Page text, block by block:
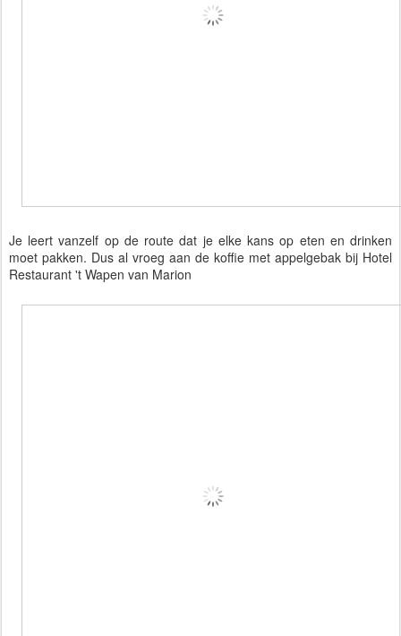
Je leert vanzelf op de route dat je elke kans op eten en drinken
moet pakken. Dus al vroeg aan de koffie met appelgebak bij Hotel
Restaurant 't Wapen van Marion